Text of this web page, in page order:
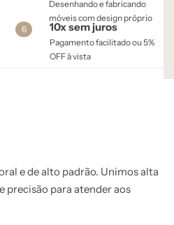
Desenhando e fabricando
móveis com design próprio
6 10x sem juros
Pagamento facilitado ou 5%
OFF à vista​
e de alto padrão. Unimos alta
precisão para atender aos